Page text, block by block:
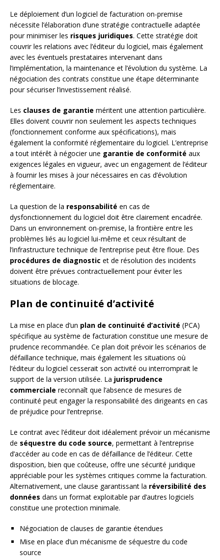
Le déploiement d’un logiciel de facturation on-premise
nécessite l’élaboration d’une stratégie contractuelle adaptée
pour minimiser les risques juridiques. Cette stratégie doit
couvrir les relations avec l’éditeur du logiciel, mais également
avec les éventuels prestataires intervenant dans
l’implémentation, la maintenance et l’évolution du système. La
négociation des contrats constitue une étape déterminante
pour sécuriser l’investissement réalisé.
Les clauses de garantie méritent une attention particulière.
Elles doivent couvrir non seulement les aspects techniques
(fonctionnement conforme aux spécifications), mais
également la conformité réglementaire du logiciel. L’entreprise
a tout intérêt à négocier une garantie de conformité aux
exigences légales en vigueur, avec un engagement de l’éditeur
à fournir les mises à jour nécessaires en cas d’évolution
réglementaire.
La question de la responsabilité en cas de
dysfonctionnement du logiciel doit être clairement encadrée.
Dans un environnement on-premise, la frontière entre les
problèmes liés au logiciel lui-même et ceux résultant de
l’infrastructure technique de l’entreprise peut être floue. Des
procédures de diagnostic et de résolution des incidents
doivent être prévues contractuellement pour éviter les
situations de blocage.
Plan de continuité d’activité
La mise en place d’un plan de continuité d’activité (PCA)
spécifique au système de facturation constitue une mesure de
prudence recommandée. Ce plan doit prévoir les scénarios de
défaillance technique, mais également les situations où
l’éditeur du logiciel cesserait son activité ou interromprait le
support de la version utilisée. La jurisprudence
commerciale reconnaît que l’absence de mesures de
continuité peut engager la responsabilité des dirigeants en cas
de préjudice pour l’entreprise.
Le contrat avec l’éditeur doit idéalement prévoir un mécanisme
de séquestre du code source, permettant à l’entreprise
d’accéder au code en cas de défaillance de l’éditeur. Cette
disposition, bien que coûteuse, offre une sécurité juridique
appréciable pour les systèmes critiques comme la facturation.
Alternativement, une clause garantissant la réversibilité des
données dans un format exploitable par d’autres logiciels
constitue une protection minimale.
Négociation de clauses de garantie étendues
Mise en place d’un mécanisme de séquestre du code
source